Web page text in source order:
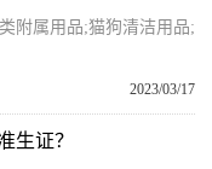
附属用品;猫狗清洁用品;
2023/03/17
生证？